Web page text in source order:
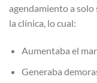
agendamiento a
la clínica, lo cual:
Aumentaba el
Generaba